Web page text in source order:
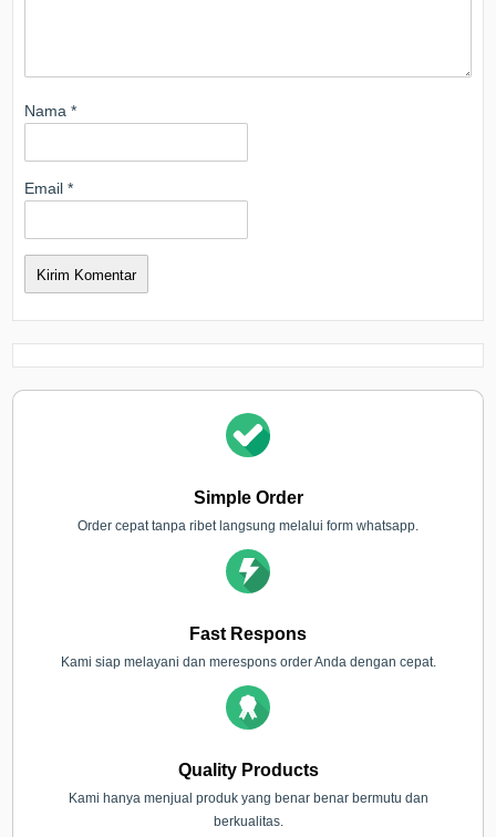
Nama*
Email*
Simple Order
Order cepat tanpa ribet langsung melalui form whatsapp.
Fast Respons
Kami siap melayani dan merespons order Anda dengan cepat.
Quality Products
Kami hanya menjual produk yang benar benar bermutu dan
berkualitas.